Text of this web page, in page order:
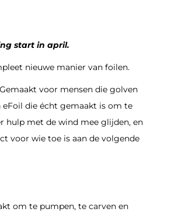
start in april.
nieuwe manier van foilen.
voor mensen die golven
eFoil die écht gemaakt is om te
hulp met de wind mee glijden, en
voor wie toe is aan de volgende
om te pumpen, te carven en